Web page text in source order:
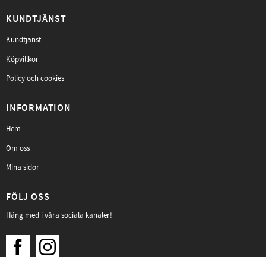
KUNDTJÄNST
Kundtjänst
Köpvillkor
Policy och cookies
INFORMATION
Hem
Om oss
Mina sidor
FÖLJ OSS
Häng med i våra sociala kanaler!